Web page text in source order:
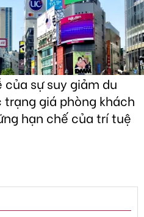
của sự suy giảm du
trạng giá phòng khách
hạn chế của trí tuệ